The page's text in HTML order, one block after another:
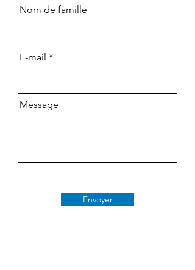
Nom de famille
E-mail
Message
Envoyer